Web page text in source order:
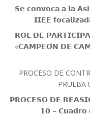
𝗦𝗲 𝗰𝗼𝗻𝘃𝗼𝗰𝗮 𝗮 𝗹𝗮
𝗜𝗜𝗘𝗘
𝗥𝗢𝗟 𝗗𝗘
«𝗖𝗔𝗠𝗣𝗘𝗢́𝗡 𝗗𝗘
PROCESO DE
PRUEBA
𝗣𝗥𝗢𝗖𝗘𝗦𝗢 𝗗𝗘
𝟭𝟬 – 𝗖𝘂𝗮𝗱𝗿𝗼